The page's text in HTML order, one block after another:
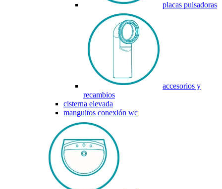
placas pulsadoras
accesorios y
recambios
cisterna elevada
manguitos conexión wc